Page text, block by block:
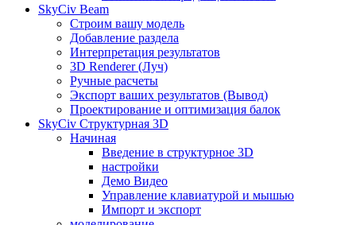
SkyCiv Beam
Строим вашу модель
Добавление раздела
Интерпретация результатов
3D Renderer (Луч)
Ручные расчеты
Экспорт ваших результатов (Вывод)
Проектирование и оптимизация балок
SkyCiv Структурная 3D
Начиная
Введение в структурное 3D
настройки
Демо Видео
Управление клавиатурой и мышью
Импорт и экспорт